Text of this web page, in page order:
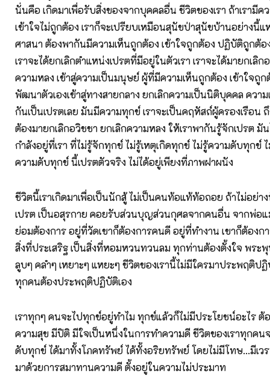
นั่นคือ เกิดมาเพื่อรับสิ่งของจากบุคคลอื่น ชีวิตของเรา ถ้าเรามีค
เข้าใจไม่ถูกต้อง เราก็จะเปรียบเหมือนสุนัขป่าสุนัขบ้านอย่างนี้
ศาสนา ต้องพากันมีความเห็นถูกต้อง เข้าใจถูกต้อง ปฏิบัติถูกต้อ
เราจะได้ยกเลิกตำแหน่งเปรตที่มีอยู่ในตัวเรา เราจะได้มายกเลิก
ความหลง เข้าสู่ความเป็นมนุษย์ ผู้ที่มีความเห็นถูกต้อง เข้าใจถู
พัฒนาตัวเองเข้าสู่ทางสายกลาง ยกเลิกความเป็นนิติบุคคล ควา
กันเป็นเปรตเลย มันมีความทุกข์ เราจะเป็นคฤหัสถ์ผู้ครองเรือน
ต้องมายกเลิกอวิชชา ยกเลิกความหลง ให้เราพากันรู้จักเปรต
กำลังอยู่ที่เรา ที่ไม่รู้จักทุกข์ ไม่รู้เหตุเกิดทุกข์ ไม่รู้ความดับทุกข์
ความดับทุกข์ นี้เปรตตัวจริง ไม่ได้อยู่เพียงที่ภาพฝาผนัง
ชีวิตนี้เราเกิดมาเพื่อเป็นนักสู้ ไม่เป็นคนท้อแท้ท้อถอย ถ้าไม่อย่าง
เปรต เป็นอสุรกาย คอยรับส่วนบุญส่วนกุศลจากคนอื่น จากพ่อ
ย่อมต้องการ อยู่ที่วัดเขาก็ต้องการคนดี อยู่ที่ทำงาน เขาก็ต้อง
สิ่งที่ประเสริฐ เป็นสิ่งที่หอมหวนทวนลม ทุกท่านต้องตั้งใจ พระ
ลูบๆ คลำๆ เหยาะๆ แหยะๆ ชีวิตของเรานี้ไม่มีใครมาประพฤติป
ทุกคนต้องประพฤติปฏิบัติเอง
เราทุกๆ คนจะไปทุกข์อยู่ทำไม ทุกข์แล้วก็ไม่มีประโยชน์อะไร ต้
ความสุข มีปิติ มีใจเป็นหนึ่งในการทำความดี ชีวิตของเราทุกคน
ดับทุกข์ ได้มาทั้งโภคทรัพย์ ได้ทั้งอริยทรัพย์ โดยไม่มีโทษ...มีเวร
มาด้วยการสมาทานความดี ตั้งอยู่ในความไม่ประมาท